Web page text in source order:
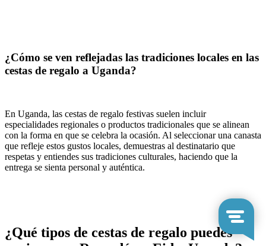
¿Cómo se ven reflejadas las tradiciones locales en las
cestas de regalo a Uganda?
En Uganda, las cestas de regalo festivas suelen incluir
especialidades regionales o productos tradicionales que se alinean
con la forma en que se celebra la ocasión. Al seleccionar una canasta
que refleje estos gustos locales, demuestras al destinatario que
respetas y entiendes sus tradiciones culturales, haciendo que la
entrega se sienta personal y auténtica.
¿Qué tipos de cestas de regalo puedes